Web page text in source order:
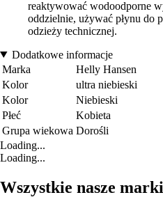
reaktywować wodoodporne
oddzielnie, używać płynu do
odzieży technicznej.
Dodatkowe informacje
Marka
Helly Hansen
Kolor
ultra niebieski
Kolor
Niebieski
Płeć
Kobieta
Grupa wiekowa Dorośli
Loading...
Loading...
Wszystkie nasze marki